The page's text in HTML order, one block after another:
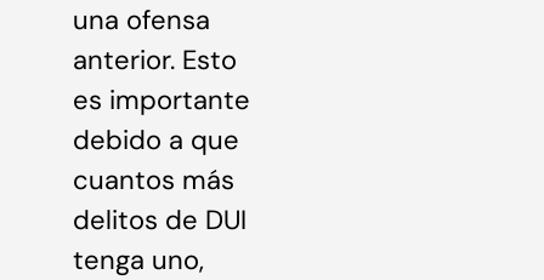
una ofensa
anterior. Esto
es importante
debido a que
cuantos más
delitos de DUI
tenga uno,